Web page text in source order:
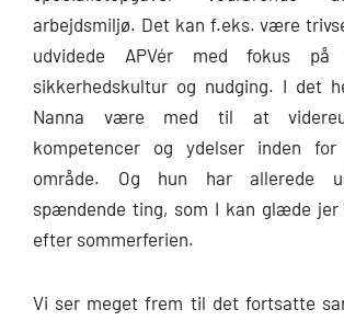
arbejdsmiljø. Det kan f.eks. være
udvidede APVér med fokus
sikkerhedskultur og nudging. I det
Nanna være med til at
kompetencer og ydelser inden
område. Og hun har allerede
spændende ting, som I kan glæde
efter sommerferien.
Vi ser meget frem til det fortsatte